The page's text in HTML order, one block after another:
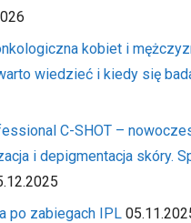
kobiet i
wiedzieć i kiedy się
C-SHOT –
i depigmentacja skóry.
po zabiegach IPL